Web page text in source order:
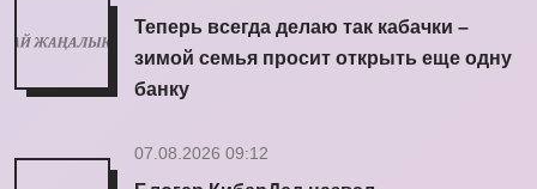
Теперь всегда делаю так кабачки –
зимой семья просит открыть еще одну
банку
07.08.2026 09:12